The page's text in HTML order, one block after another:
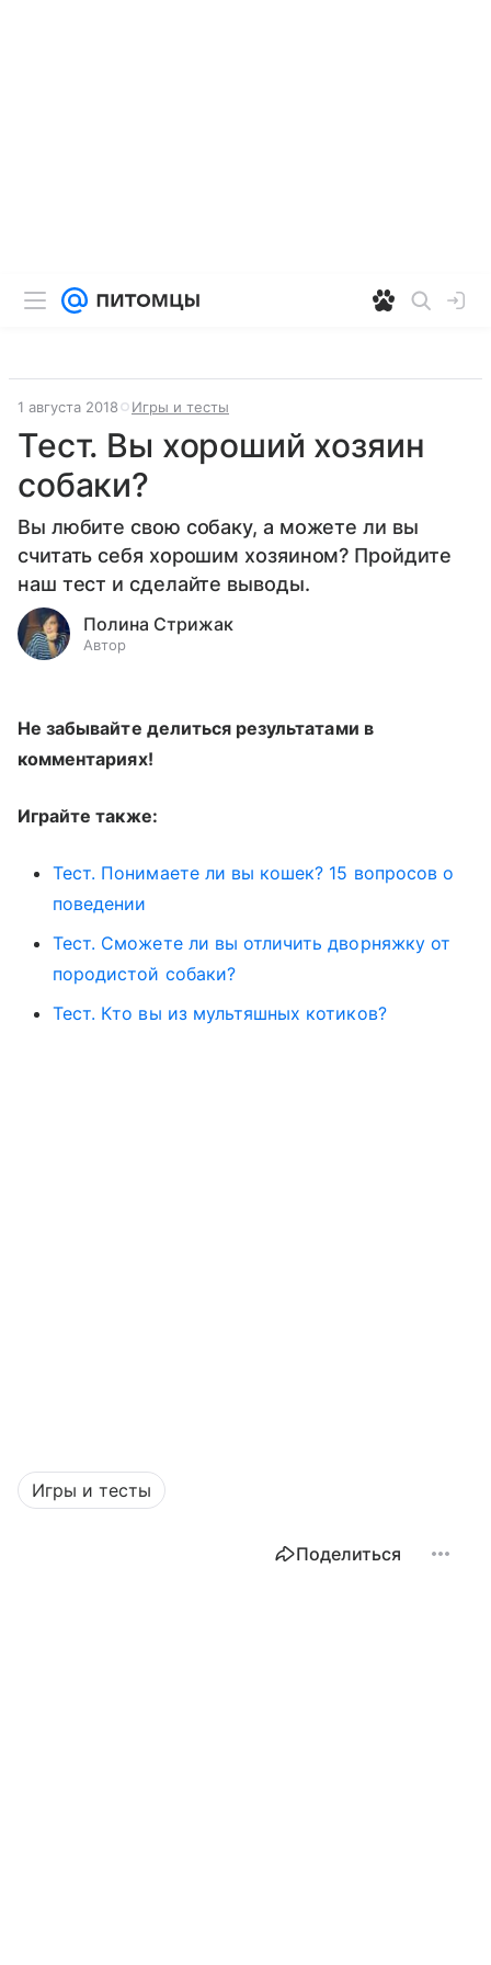
1 августа 2018 Игры и тесты
Тест. Вы хороший хозяин
собаки?
Вы любите свою собаку, а можете ли вы
считать себя хорошим хозяином? Пройдите
наш тест и сделайте выводы.
Полина Стрижак
Автор
Не забывайте делиться результатами в
комментариях!
Играйте также:
Тест. Понимаете ли вы кошек? 15 вопросов о
поведении
Тест. Сможете ли вы отличить дворняжку от
породистой собаки?
Тест. Кто вы из мультяшных котиков?
Игры и тесты
Поделиться